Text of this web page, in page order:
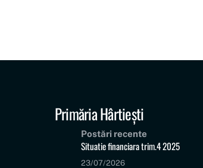
Primăria Hârtiești
Postări recente
Situatie financiara trim.4 2025
23/07/2026